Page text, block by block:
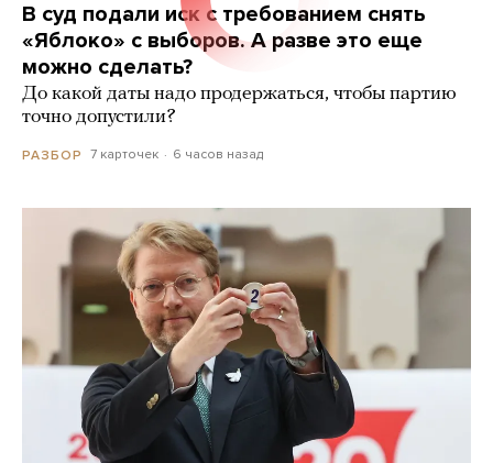
В суд подали иск с требованием снять
«Яблоко» с выборов. А разве это еще
можно сделать?
До какой даты надо продержаться, чтобы партию
точно допустили?
РАЗБОР 7 карточек 6 часов назад